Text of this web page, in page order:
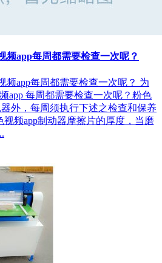
app每周都需要检查一次呢？
app每周都需要检查一次呢？ 为
app 每周都需要检查一次呢？粉色
外，每周须执行下述之检查和保养
色视频app制动器摩擦片的厚度，当磨